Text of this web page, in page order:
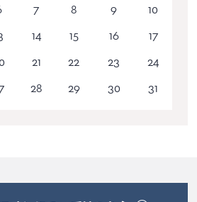
7 8 9
10
14 15 16
17
21 22 23
24
28 29 30 31